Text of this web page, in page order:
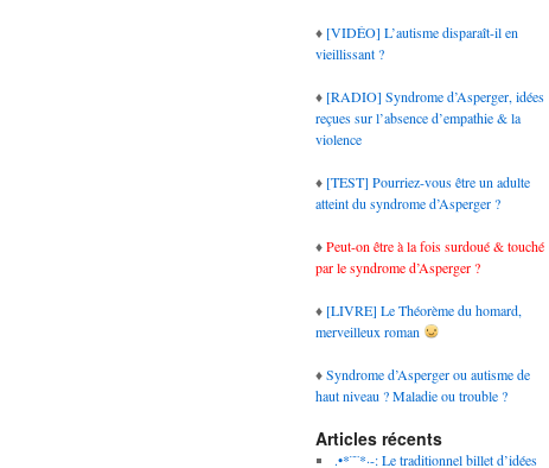
♦ [VIDÉO] L’autisme disparaît-il en
vieillissant ?
♦ [RADIO] Syndrome d’Asperger, idées
reçues sur l’absence d’empathie & la
violence
♦ [TEST] Pourriez-vous être un adulte
atteint du syndrome d’Asperger ?
♦Peut-on être à la fois surdoué & touché
par le syndrome d’Asperger ?
♦ [LIVRE] Le Théorème du homard,
merveilleux roman
♦Syndrome d’Asperger ou autisme de
haut niveau ? Maladie ou trouble ?
Articles récents
.•*¨¨*·-: Le traditionnel billet d’idées